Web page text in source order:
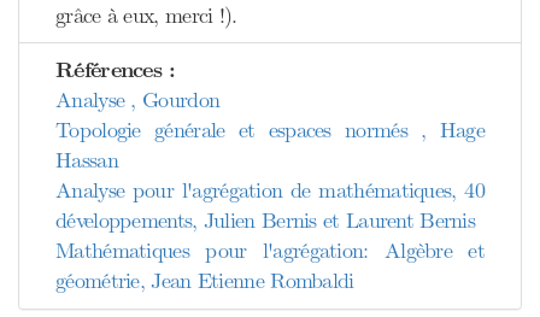
grâce à eux, merci !).
Références :
Analyse , Gourdon
Topologie générale et espaces normés , Hage
Hassan
Analyse pour l'agrégation de mathématiques, 40
développements, Julien Bernis et Laurent Bernis
Mathématiques pour l'agrégation: Algèbre et
géométrie, Jean Etienne Rombaldi